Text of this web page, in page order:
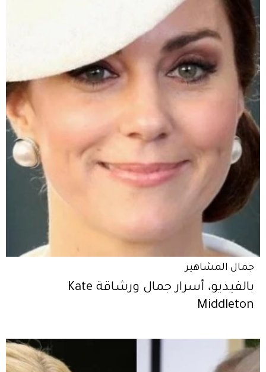
جمال المشاهير
بالفيديو، أسرار جمال ورشاقة Kate
Middleton